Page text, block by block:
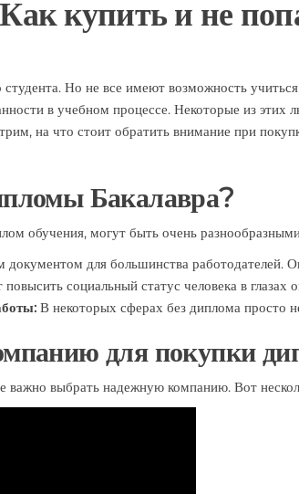
купить и не
Но не все имеют возможность
в учебном процессе. Некоторые из
на что стоит обратить внимание при
Бакалавра?
обучения, могут быть очень
документом для большинства работодателей.
социальный статус человека в
В некоторых сферах без диплома просто
для покупки
выбрать надежную компанию. Вот